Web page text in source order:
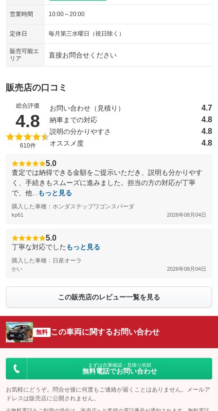
営業時間 10:00～20:00
定休日 毎月第三水曜日（祝日除く）
販売可能エ
リア
直接お問合せください
販売店の口コミ
総合評価
4.8 （5点満点中）
610件
お問い合わせ（見積り） 4.7
納車までの対応 4.8
説明の分かりやすさ 4.8
オススメ度 4.8
5.0
査定では納得できる金額をご提示いただき、説明も分かりやす
く、手続きもスムーズに進みました。担当の方の対応が丁寧
で、他...
もっと見る
購入した車種：ホンダステップワゴンスパーダ
kp61 2026年08月04日
5.0
丁寧な対応でした もっと見る
購入した車種：日産オーラ
かい 2026年08月04日
この販売店のレビュー一覧を見る
無料 この車両に関するお問い合わせ
まずは在庫確認・見積り依頼
無料電話でお問い合わせ
お気軽にどうぞ。問合せ後に何度もご連絡が届くことはありません。メールア
ドレスは販売店に公開されません。